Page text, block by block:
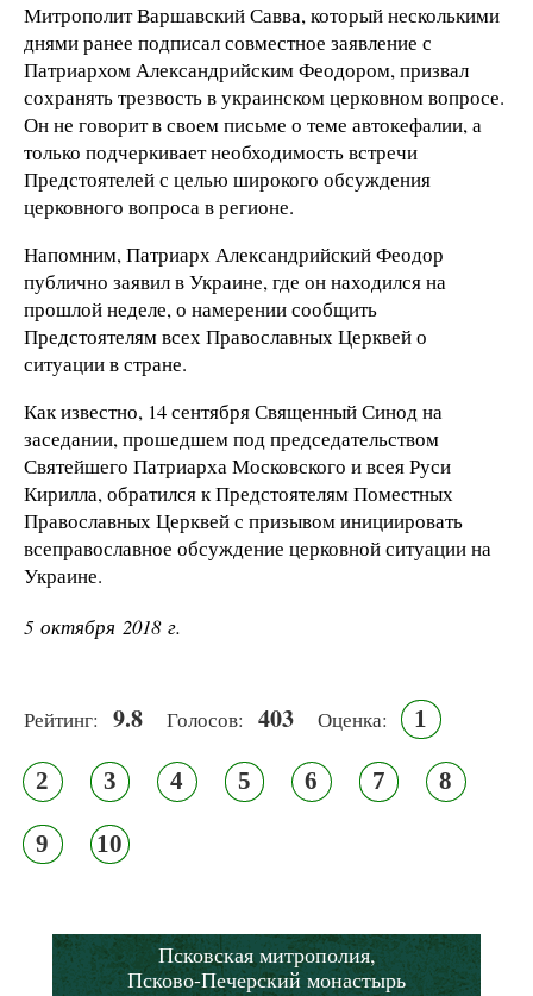
Митрополит Варшавский Савва, который несколькими
днями ранее подписал совместное заявление с
Патриархом Александрийским Феодором, призвал
сохранять трезвость в украинском церковном вопросе.
Он не говорит в своем письме о теме автокефалии, а
только подчеркивает необходимость встречи
Предстоятелей с целью широкого обсуждения
церковного вопроса в регионе.
Напомним, Патриарх Александрийский Феодор
публично заявил в Украине, где он находился на
прошлой неделе, о намерении сообщить
Предстоятелям всех Православных Церквей о
ситуации в стране.
Как известно, 14 сентября Священный Синод на
заседании, прошедшем под председательством
Святейшего Патриарха Московского и всея Руси
Кирилла, обратился к Предстоятелям Поместных
Православных Церквей с призывом инициировать
всеправославное обсуждение церковной ситуации на
Украине.
5 октября 2018 г.
Рейтинг: 9.8 Голосов: 403 Оценка: 1
2 3 4 5 6 7 8
9 10
Псковская митрополия,
Псково-Печерский монастырь